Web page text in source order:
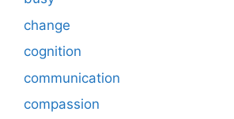
change
cognition
communication
compassion